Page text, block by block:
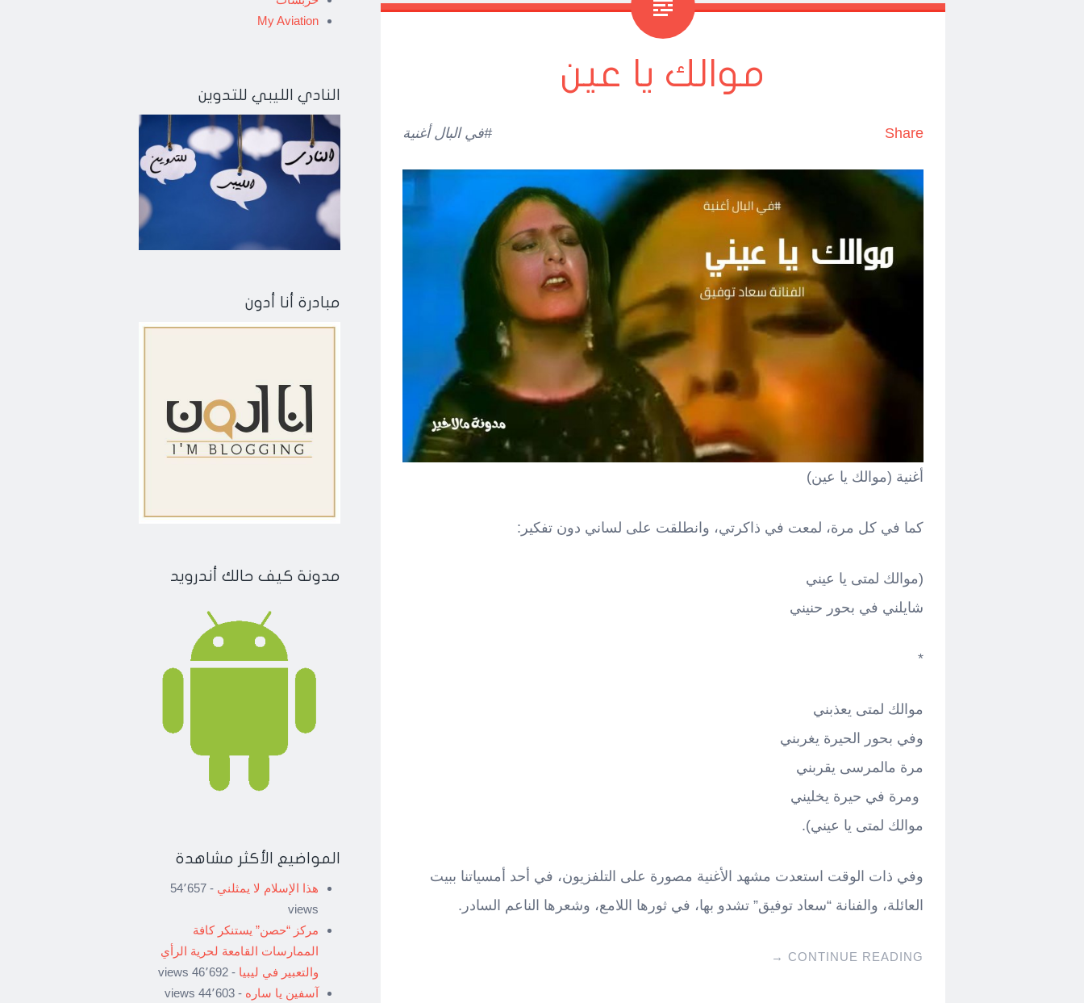
موالك يا عين
Share #في البال أغنية
أغنية (موالك يا عين)
كما في كل مرة، لمعت في ذاكرتي، وانطلقت على لساني دون تفكير:
(موالك لمتى يا عيني
شايلني في بحور حنيني
*
موالك لمتى يعذبني
وفي بحور الحيرة يغربني
مرة مالمرسى يقربني
ومرة في حيرة يخليني
موالك لمتى يا عيني).
وفي ذات الوقت استعدت مشهد الأغنية مصورة على التلفزيون، في أحد أمسياتنا ببيت
العائلة، والفنانة “سعاد توفيق” تشدو بها، في ثورها اللامع، وشعرها الناعم السادر.
CONTINUE READING
→
My Aviation
النادي الليبي للتدوين
مبادرة أنا أدون
مدونة كيف حالك أندرويد
المواضيع الأكثر مشاهدة
هذا الإسلام لا يمثلني
- 54٬657
views
مركز “حصن” يستنكر كافة
الممارسات القامعة لحرية الرأي
والتعبير في ليبيا - 46٬692 views
آسفين يا ساره - 44٬603 views